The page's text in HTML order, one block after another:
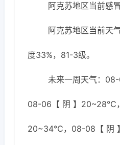
阿克苏地区当前感
阿克苏地区当前天
度33%，81-3级。
未来一周天气：
08-06【 阴 】20~28℃
20~34℃，08-08【 阴